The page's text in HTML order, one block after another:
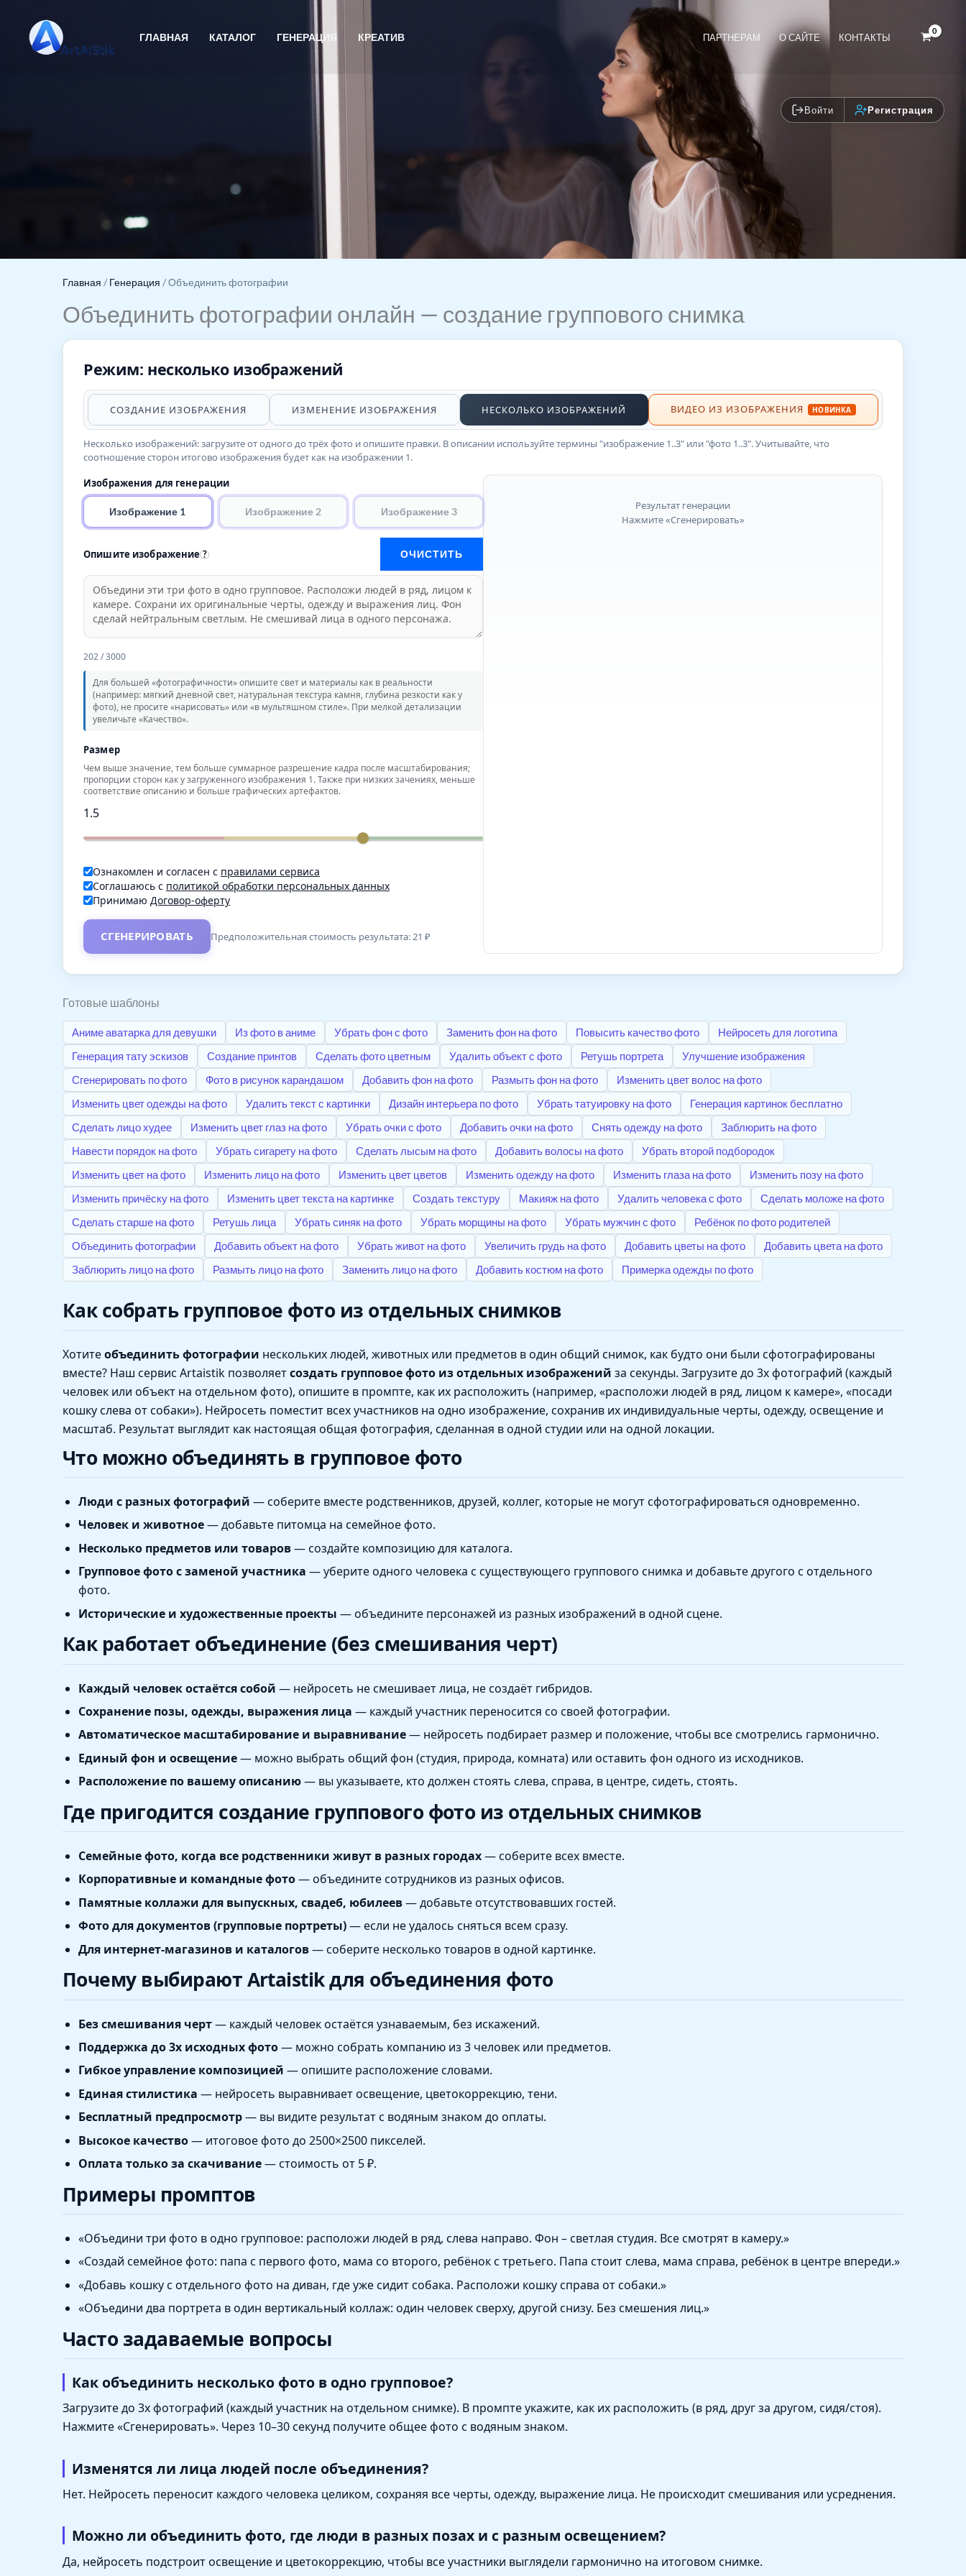
содержимому
ГЛАВНАЯ КАТАЛОГ ГЕНЕРАЦИЯ КРЕАТИВ ПАРТНЕРАМ О САЙТЕ КОНТАКТЫ
Войти Регистрация
Главная / Генерация /Объединить фотографии
Объединить фотографии онлайн — создание группового снимка
Режим: несколько изображений
СОЗДАНИЕ ИЗОБРАЖЕНИЯ ИЗМЕНЕНИЕ ИЗОБРАЖЕНИЯ НЕСКОЛЬКО ИЗОБРАЖЕНИЙ ВИДЕО ИЗ ИЗОБРАЖЕНИЯ НОВИНКА
Несколько изображений: загрузите от одного до трёх фото и опишите правки. В описании используйте термины "изображение 1..3" или "фото 1..3". Учитывайте, что
соотношение сторон итогово изображения будет как на изображении 1.
Изображения для генерации
Изображение 1 Изображение 2 Изображение 3
Опишите изображение ? ОЧИСТИТЬ
202/ 3000
Для большей «фотографичности» опишите свет и материалы как в реальности
(например: мягкий дневной свет, натуральная текстура камня, глубина резкости как у
фото), не просите «нарисовать» или «в мультяшном стиле». При мелкой детализации
увеличьте «Качество».
Размер
Чем выше значение, тем больше суммарное разрешение кадра после масштабирования;
пропорции сторон как у загруженного изображения 1. Также при низких зачениях, меньше
соответствие описанию и больше графических артефактов.
1.5
Ознакомлен и согласен с правилами сервиса
Соглашаюсь с политикой обработки персональных данных
Принимаю Договор-оферту
СГЕНЕРИРОВАТЬ Предположительная стоимость результата:21 ₽
Результат генерации
Нажмите «Сгенерировать»
Готовые шаблоны
Аниме аватарка для девушки Из фото в аниме Убрать фон с фото Заменить фон на фото Повысить качество фото
Нейросеть для логотипа
Генерация тату эскизов
Создание принтов Сделать фото цветным Удалить объект с фото Ретушь портрета
Улучшение изображения
Сгенерировать по фото
Фото в рисунок карандашом Добавить фон на фото Размыть фон на фото
Изменить цвет волос на фото
Изменить цвет одежды на фото
Удалить текст с картинки Дизайн интерьера по фото Убрать татуировку на фото
Генерация картинок бесплатно
Сделать лицо худее
Изменить цвет глаз на фото Убрать очки с фото Добавить очки на фото Снять одежду на фото
Заблюрить на фото
Навести порядок на фото
Убрать сигарету на фото Сделать лысым на фото Добавить волосы на фото
Убрать второй подбородок
Изменить цвет на фото
Изменить лицо на фото Изменить цвет цветов Изменить одежду на фото Изменить глаза на фото
Изменить позу на фото
Изменить причёску на фото
Изменить цвет текста на картинке Создать текстуру Макияж на фото Удалить человека с фото
Сделать моложе на фото
Сделать старше на фото
Ретушь лица Убрать синяк на фото Убрать морщины на фото Убрать мужчин с фото
Ребёнок по фото родителей
Объединить фотографии
Добавить объект на фото Убрать живот на фото Увеличить грудь на фото Добавить цветы на фото
Добавить цвета на фото
Заблюрить лицо на фото
Размыть лицо на фото Заменить лицо на фото Добавить костюм на фото Примерка одежды по фото
Как собрать групповое фото из отдельных снимков
Хотитеобъединить фотографии нескольких людей, животных или предметов в один общий снимок, как будто они были сфотографированы
вместе? Наш сервис Artaistik позволяетсоздать групповое фото из отдельных изображений за секунды. Загрузите до 3х фотографий (каждый
человек или объект на отдельном фото), опишите в промпте, как их расположить (например, «расположи людей в ряд, лицом к камере», «посади
кошку слева от собаки»). Нейросеть поместит всех участников на одно изображение, сохранив их индивидуальные черты, одежду, освещение и
масштаб. Результат выглядит как настоящая общая фотография, сделанная в одной студии или на одной локации.
Что можно объединять в групповое фото
Люди с разных фотографий — соберите вместе родственников, друзей, коллег, которые не могут сфотографироваться одновременно.
Человек и животное— добавьте питомца на семейное фото.
Несколько предметов или товаров— создайте композицию для каталога.
Групповое фото с заменой участника — уберите одного человека с существующего группового снимка и добавьте другого с отдельного
фото.
Исторические и художественные проекты — объедините персонажей из разных изображений в одной сцене.
Как работает объединение (без смешивания черт)
Каждый человек остаётся собой — нейросеть не смешивает лица, не создаёт гибридов.
Сохранение позы, одежды, выражения лица — каждый участник переносится со своей фотографии.
Автоматическое масштабирование и выравнивание— нейросеть подбирает размер и положение, чтобы все смотрелись гармонично.
Единый фон и освещение— можно выбрать общий фон (студия, природа, комната) или оставить фон одного из исходников.
Расположение по вашему описанию— вы указываете, кто должен стоять слева, справа, в центре, сидеть, стоять.
Где пригодится создание группового фото из отдельных снимков
Семейные фото, когда все родственники живут в разных городах— соберите всех вместе.
Корпоративные и командные фото— объедините сотрудников из разных офисов.
Памятные коллажи для выпускных, свадеб, юбилеев— добавьте отсутствовавших гостей.
Фото для документов (групповые портреты)— если не удалось сняться всем сразу.
Для интернет-магазинов и каталогов— соберите несколько товаров в одной картинке.
Почему выбирают Artaistik для объединения фото
Без смешивания черт— каждый человек остаётся узнаваемым, без искажений.
Поддержка до 3х исходных фото— можно собрать компанию из 3 человек или предметов.
Гибкое управление композицией — опишите расположение словами.
Единая стилистика — нейросеть выравнивает освещение, цветокоррекцию, тени.
Бесплатный предпросмотр— вы видите результат с водяным знаком до оплаты.
Высокое качество— итоговое фото до 2500×2500 пикселей.
Оплата только за скачивание— стоимость от 5 ₽.
Примеры промптов
«Объедини три фото в одно групповое: расположи людей в ряд, слева направо. Фон – светлая студия. Все смотрят в камеру.»
«Создай семейное фото: папа с первого фото, мама со второго, ребёнок с третьего. Папа стоит слева, мама справа, ребёнок в центре впереди.»
«Добавь кошку с отдельного фото на диван, где уже сидит собака. Расположи кошку справа от собаки.»
«Объедини два портрета в один вертикальный коллаж: один человек сверху, другой снизу. Без смешения лиц.»
Часто задаваемые вопросы
Как объединить несколько фото в одно групповое?
Загрузите до 3х фотографий (каждый участник на отдельном снимке). В промпте укажите, как их расположить (в ряд, друг за другом, сидя/стоя).
Нажмите «Сгенерировать». Через 10–30 секунд получите общее фото с водяным знаком.
Изменятся ли лица людей после объединения?
Нет. Нейросеть переносит каждого человека целиком, сохраняя все черты, одежду, выражение лица. Не происходит смешивания или усреднения.
Можно ли объединить фото, где люди в разных позах и с разным освещением?
Да, нейросеть подстроит освещение и цветокоррекцию, чтобы все участники выглядели гармонично на итоговом снимке.